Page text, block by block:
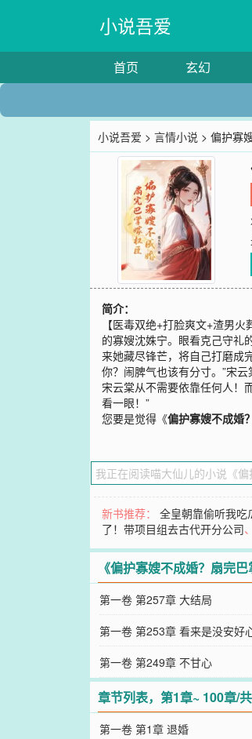
小说吾爱
首页 玄幻
小说吾爱 >言情小说 > 偏护寡
简介：
【医毒双绝+打脸爽文+渣男
的寡嫂沈姝宁。眼看克己守礼
来她藏尽锋芒，将自己打磨成
你？闹脾气也该有分寸。”宋
宋云棠从不需要依靠任何人！
看一眼！”
您要是觉得《偏护寡嫂不成婚
新书推荐：全皇朝靠偷听我吃
了！带项目组去古代开分公司、
《偏护寡嫂不成婚？扇完
第一卷 第257章 大结局
第一卷 第253章 看来是没安好
第一卷 第249章 不甘心
章节列表，第1章~ 100章/
第一卷 第1章 退婚